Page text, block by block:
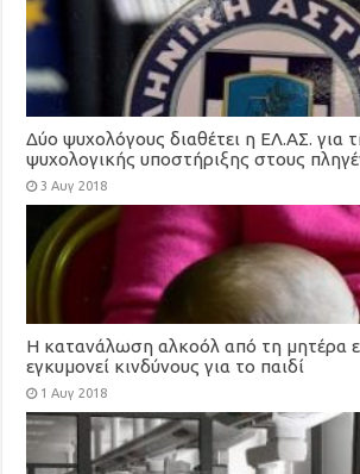
Δύο ψυχολόγους διαθέτει η ΕΛ.ΑΣ. για
ψυχολογικής υποστήριξης στους
3 Αυγ 2018
Η κατανάλωση αλκοόλ από τη μητέρα
εγκυμονεί κινδύνους για το παιδί
1 Αυγ 2018